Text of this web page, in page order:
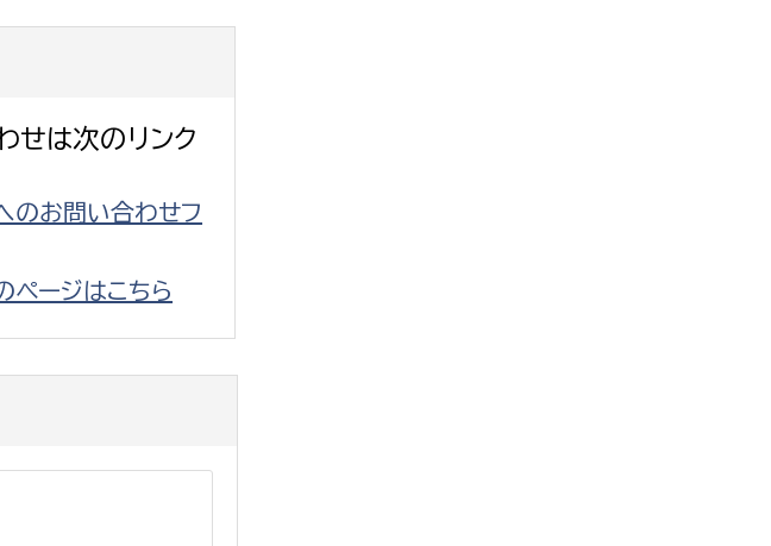
せは次のリンク
のお問い合わせフ
ページはこちら